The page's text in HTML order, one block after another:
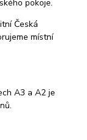
pokoje.
Česká
místní
A3 a A2 je